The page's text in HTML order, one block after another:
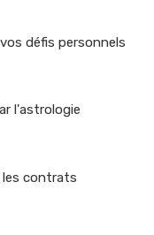
défis personnels
l'astrologie
les contrats